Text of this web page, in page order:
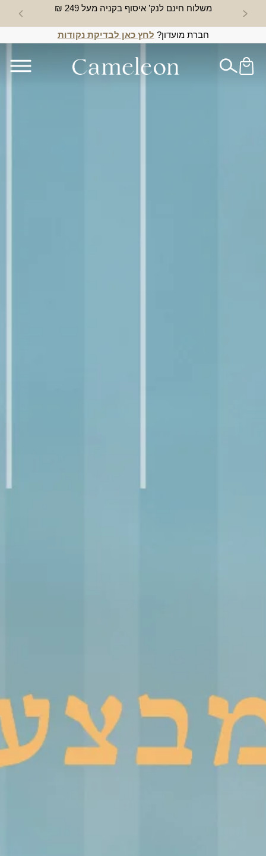
משלוח חינם לנק’ איסוף בקניה מעל 249 ₪ חדש
חברת מועדון? לחץ כאן לבדיקת נקודות